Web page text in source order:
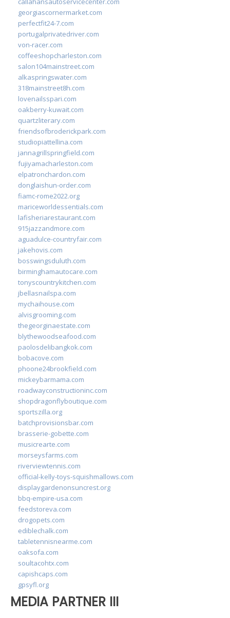
georgiascornermarket.com
perfectfit24-7.com
portugalprivatedriver.com
von-racer.com
coffeeshopcharleston.com
salon104mainstreet.com
alkaspringswater.com
318mainstreet8h.com
lovenailsspari.com
oakberry-kuwait.com
quartzliterary.com
friendsofbroderickpark.com
studiopiattellina.com
jannagrillspringfield.com
fujiyamacharleston.com
elpatronchardon.com
donglaishun-order.com
fiamc-rome2022.org
mariceworldessentials.com
lafisheriarestaurant.com
915jazzandmore.com
aguadulce-countryfair.com
jakehovis.com
bosswingsduluth.com
birminghamautocare.com
tonyscountrykitchen.com
jbellasnailspa.com
mychaihouse.com
alvisgrooming.com
thegeorginaestate.com
blythewoodseafood.com
paolosdelibangkok.com
bobacove.com
phoone24brookfield.com
mickeybarmama.com
roadwayconstructioninc.com
shopdragonflyboutique.com
sportszilla.org
batchprovisionsbar.com
brasserie-gobette.com
musicrearte.com
morseysfarms.com
riverviewtennis.com
official-kelly-toys-squishmallows.com
displaygardenonsuncrest.org
bbq-empire-usa.com
feedstoreva.com
drogopets.com
ediblechalk.com
tabletennisnearme.com
oaksofa.com
soultacohtx.com
capishcaps.com
gpsyfl.org
MEDIA PARTNER III